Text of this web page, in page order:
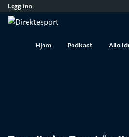
innhold
Logg inn
Hjem Podkast Alle